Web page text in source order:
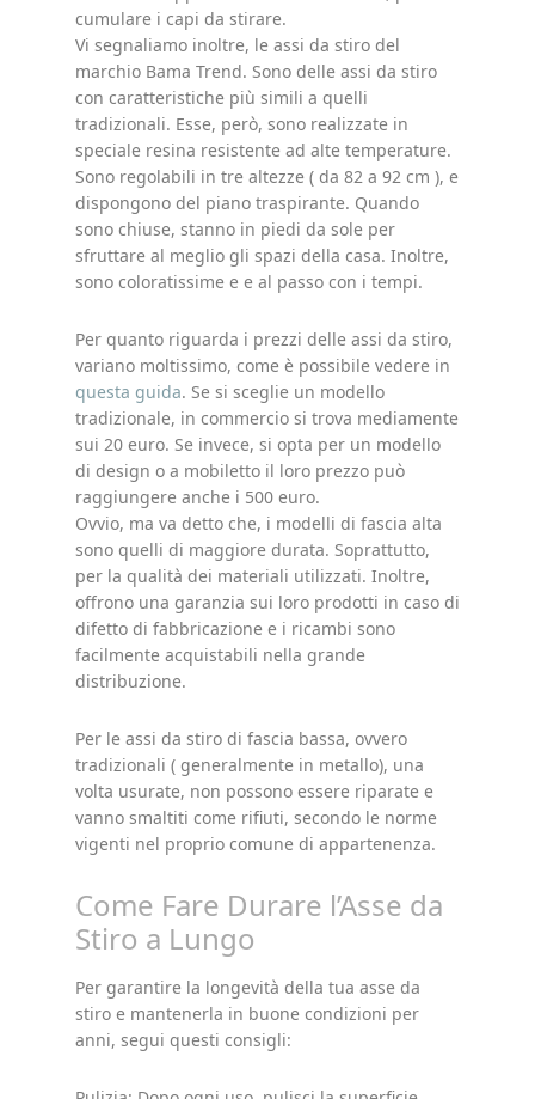
cumulare i capi da stirare.
Vi segnaliamo inoltre, le assi da stiro del
marchio Bama Trend. Sono delle assi da stiro
con caratteristiche più simili a quelli
tradizionali. Esse, però, sono realizzate in
speciale resina resistente ad alte temperature.
Sono regolabili in tre altezze ( da 82 a 92 cm ), e
dispongono del piano traspirante. Quando
sono chiuse, stanno in piedi da sole per
sfruttare al meglio gli spazi della casa. Inoltre,
sono coloratissime e e al passo con i tempi.
Per quanto riguarda i prezzi delle assi da stiro,
variano moltissimo, come è possibile vedere in
questa guida. Se si sceglie un modello
tradizionale, in commercio si trova mediamente
sui 20 euro. Se invece, si opta per un modello
di design o a mobiletto il loro prezzo può
raggiungere anche i 500 euro.
Ovvio, ma va detto che, i modelli di fascia alta
sono quelli di maggiore durata. Soprattutto,
per la qualità dei materiali utilizzati. Inoltre,
offrono una garanzia sui loro prodotti in caso di
difetto di fabbricazione e i ricambi sono
facilmente acquistabili nella grande
distribuzione.
Per le assi da stiro di fascia bassa, ovvero
tradizionali ( generalmente in metallo), una
volta usurate, non possono essere riparate e
vanno smaltiti come rifiuti, secondo le norme
vigenti nel proprio comune di appartenenza.
Come Fare Durare l’Asse da
Stiro a Lungo
Per garantire la longevità della tua asse da
stiro e mantenerla in buone condizioni per
anni, segui questi consigli: